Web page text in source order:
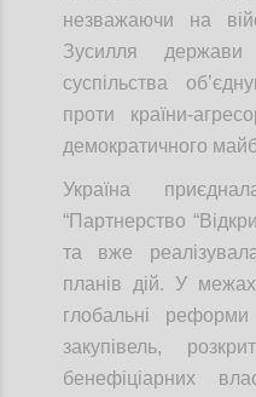
незважаючи на
Зусилля держави
суспільства
проти країни-
демократичного
Україна
“Партнерство
та вже
планів дій. У межах
глобальні
закупівель,
бенефіціарних